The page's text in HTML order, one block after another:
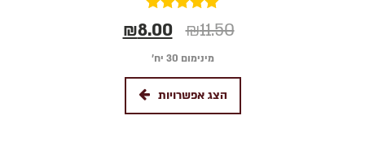
5.00
₪11.50
₪8.00
מינימום 30 יח׳
הצג אפשרויות